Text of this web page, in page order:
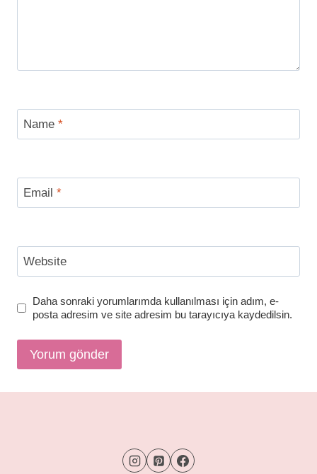
Name *
Email *
Website
Daha sonraki yorumlarımda kullanılması için adım, e-
posta adresim ve site adresim bu tarayıcıya kaydedilsin.